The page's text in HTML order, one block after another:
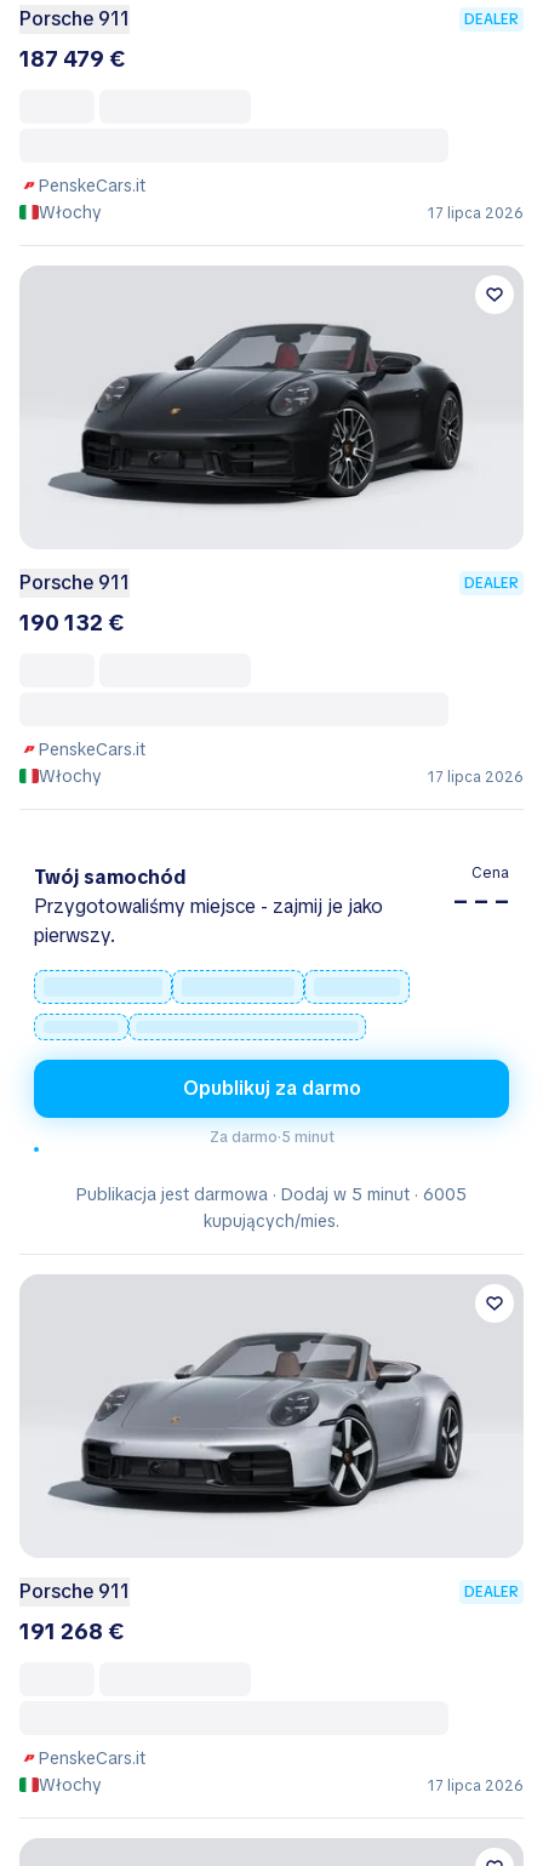
Porsche 911 DEALER
187 479 €
PenskeCars.it
Włochy
17 lipca 2026
Porsche 911 DEALER
190 132 €
PenskeCars.it
Włochy
17 lipca 2026
Twój samochód
Przygotowaliśmy miejsce - zajmij je jako
pierwszy.
Cena
– – –
Opublikuj za darmo
Za darmo·5 minut
Publikacja jest darmowa · Dodaj w 5 minut · 6005
kupujących/mies.
Porsche 911 DEALER
191 268 €
PenskeCars.it
Włochy
17 lipca 2026